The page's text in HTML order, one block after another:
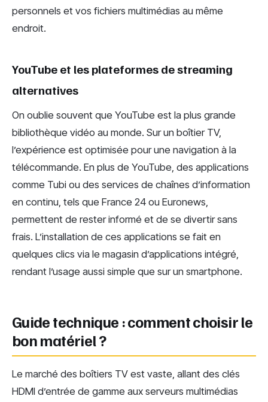
personnels et vos fichiers multimédias au même
endroit.
YouTube et les plateformes de streaming
alternatives
On oublie souvent que YouTube est la plus grande
bibliothèque vidéo au monde. Sur un boîtier TV,
l’expérience est optimisée pour une navigation à la
télécommande. En plus de YouTube, des applications
comme Tubi ou des services de chaînes d’information
en continu, tels que France 24 ou Euronews,
permettent de rester informé et de se divertir sans
frais. L’installation de ces applications se fait en
quelques clics via le magasin d’applications intégré,
rendant l’usage aussi simple que sur un smartphone.
Guide technique : comment choisir le
bon matériel ?
Le marché des boîtiers TV est vaste, allant des clés
HDMI d’entrée de gamme aux serveurs multimédias